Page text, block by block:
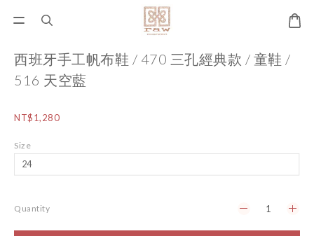
西班牙手工帆布鞋 / 470 三孔經典款 / 童鞋 /
516 天空藍
NT$1,280
Size
Quantity